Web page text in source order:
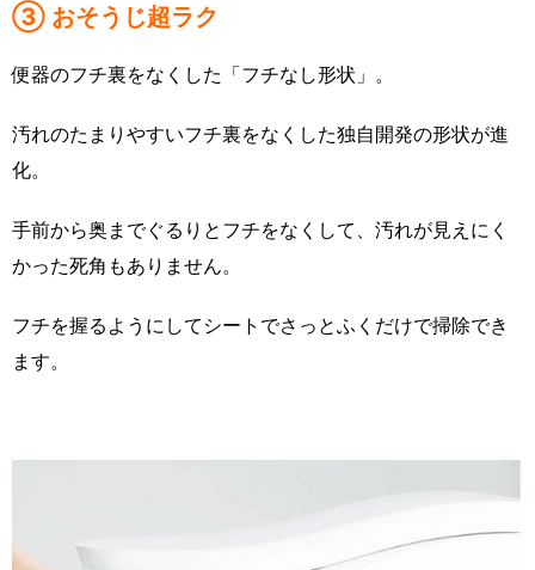
③ おそうじ超ラク
便器のフチ裏をなくした「フチなし形状」。
汚れのたまりやすいフチ裏をなくした独自開発の形状が進
化。
手前から奥までぐるりとフチをなくして、汚れが見えにく
かった死角もありません。
フチを握るようにしてシートでさっとふくだけで掃除でき
ます。